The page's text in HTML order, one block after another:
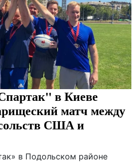
в Киеве
матч между
США и
в Подольском районе